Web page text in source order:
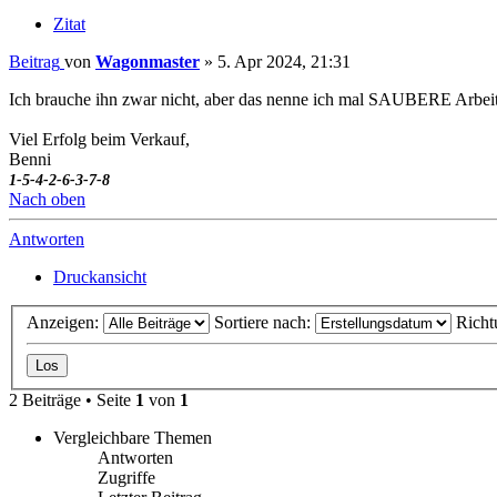
Zitat
Beitrag von Wagonmaster » 5. Apr 2024, 21:31
Ich brauche ihn zwar nicht, aber das nenne ich mal SAUBERE
Viel Erfolg beim Verkauf,
Benni
1-5-4-2-6-3-7-8
Nach oben
Antworten
Druckansicht
Anzeigen: Sortiere nach:
2 Beiträge • Seite 1 von 1
Vergleichbare Themen
Antworten
Zugriffe